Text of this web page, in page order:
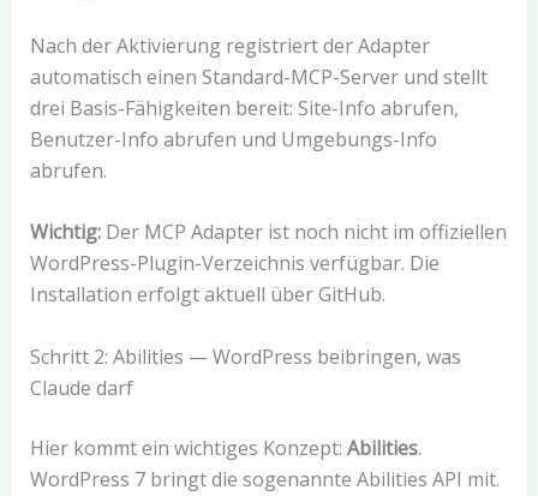
Nach der Aktivierung registriert der Adapter
automatisch einen Standard-MCP-Server und stellt
drei Basis-Fähigkeiten bereit: Site-Info abrufen,
Benutzer-Info abrufen und Umgebungs-Info
abrufen.
Wichtig:Der MCP Adapter ist noch nicht im offiziellen
WordPress-Plugin-Verzeichnis verfügbar. Die
Installation erfolgt aktuell über GitHub.
Schritt 2: Abilities — WordPress beibringen, was
Claude darf
Hier kommt ein wichtiges Konzept: Abilities.
WordPress 7 bringt die sogenannte Abilities API mit.